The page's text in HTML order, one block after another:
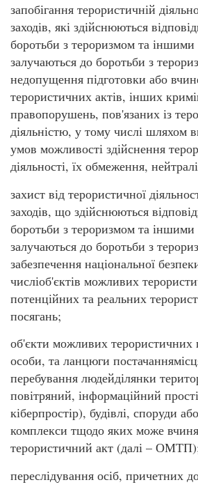
запобігання терористичній
заходів, які здійснюються
боротьби з тероризмом та іншими
залучаються до боротьби з
недопущення підготовки або
терористичних актів, інших
правопорушень, пов'язаних із
діяльністю, у тому числі шляхом
умов можливості здійснення
діяльності, їх обмеження,
захист від терористичної
заходів, що здійснюються
боротьби з тероризмом та іншими
залучаються до боротьби з
забезпечення національної
числіоб'єктів можливих
потенційних та реальних
посягань;
об'єкти можливих терористичних
особи, та ланцюги
перебування людейділянки
повітряний, інформаційний
кіберпростір), будівлі, споруди
комплекси тщодо яких може
терористичний акт (далі –
переслідування осіб, причетних